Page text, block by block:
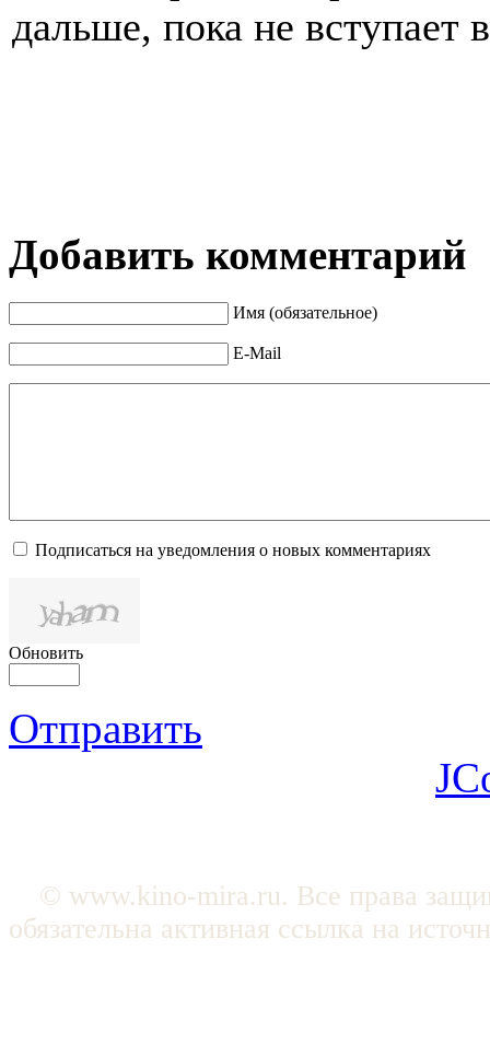
дальше, пока не
Добавить комментарий
Имя (обязательное)
E-Mail
Подписаться на уведомления о новых комментариях
Обновить
Отправить
© www.kino-mira.ru. Все права
обязательна активная ссылка на